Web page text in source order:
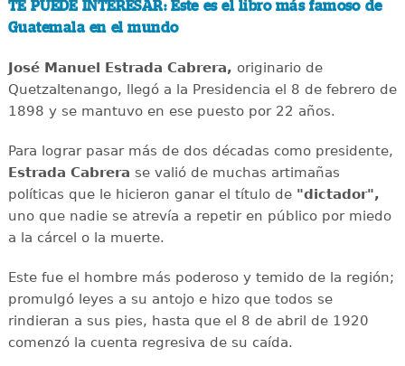
TE PUEDE INTERESAR: Este es el libro más famoso de
Guatemala en el mundo
José Manuel Estrada Cabrera, originario de
Quetzaltenango, llegó a la Presidencia el 8 de febrero de
1898 y se mantuvo en ese puesto por 22 años.
Para lograr pasar más de dos décadas como presidente,
Estrada Cabrera se valió de muchas artimañas
políticas que le hicieron ganar el título de"dictador",
uno que nadie se atrevía a repetir en público por miedo
a la cárcel o la muerte.
Este fue el hombre más poderoso y temido de la región;
promulgó leyes a su antojo e hizo que todos se
rindieran a sus pies, hasta que el 8 de abril de 1920
comenzó la cuenta regresiva de su caída.